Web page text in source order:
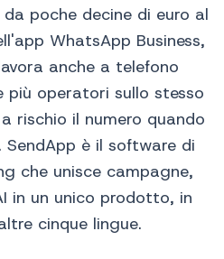
poche decine di euro al
WhatsApp Business,
anche a telefono
più operatori sullo stesso
rischio il numero quando
è il software di
che unisce campagne,
in un unico prodotto, in
cinque lingue.